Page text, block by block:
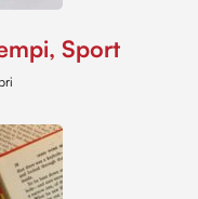
Sport